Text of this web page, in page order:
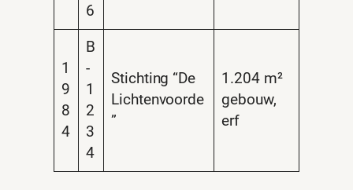
6
1
9
8
4
B
-
1
2
3
4
Stichting “De
Lichtenvoorde
”
1.204 m²
gebouw,
erf